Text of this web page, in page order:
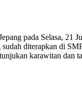
pada Selasa, 21
sudah diterapkan di
karawitan dan